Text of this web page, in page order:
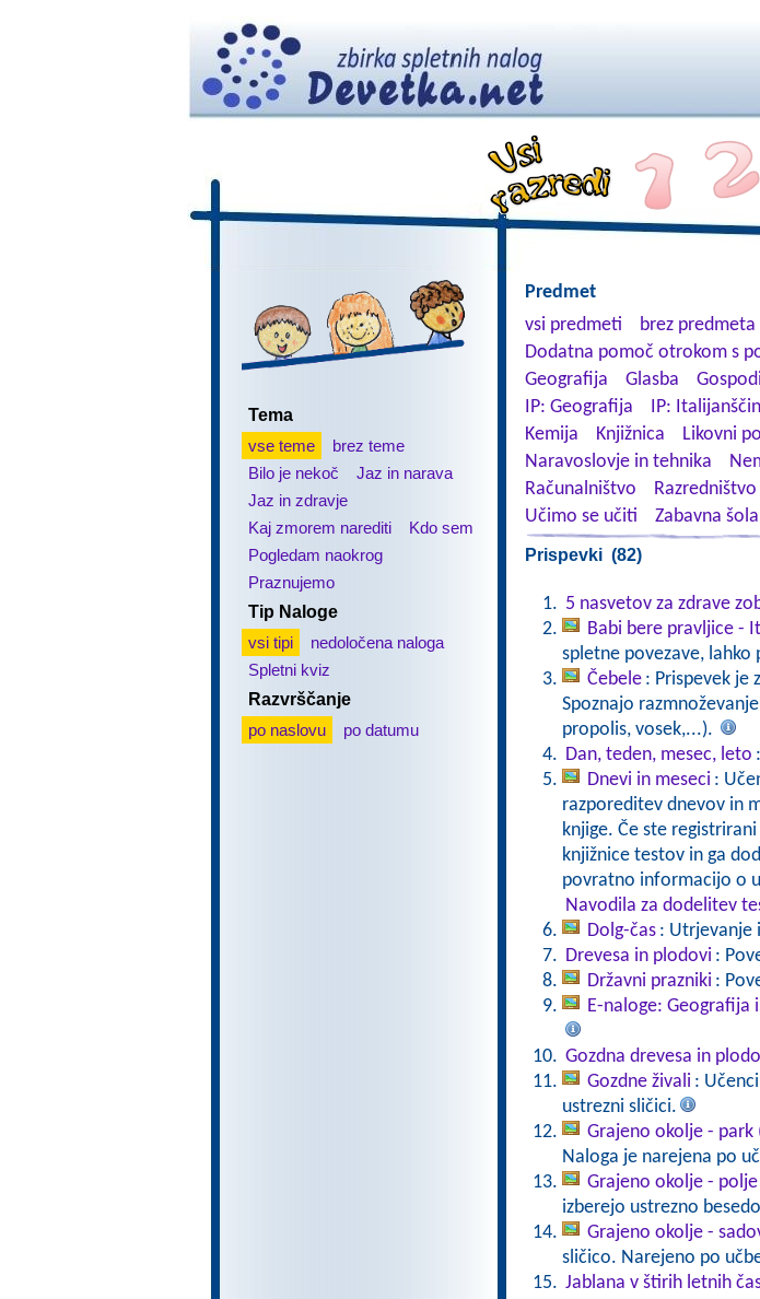
Tema
vse teme
brez teme
Bilo je nekoč
Jaz in narava
Jaz in zdravje
Kaj zmorem narediti
Kdo sem
Pogledam naokrog
Praznujemo
Tip Naloge
vsi tipi
nedoločena naloga
Spletni kviz
Razvrščanje
po naslovu
po datumu
Predmet
vsi predmeti
brez predmeta
Dodatna pomoč otrokom s
Geografija
Glasba
IP: Geografija
IP:
Kemija
Knjižnica Likovni
Naravoslovje in tehnika
Računalništvo
Razredništvo
Učimo se učiti
Zabavna šola
Prispevki (82)
5 nasvetov za zdrave
Babi bere pravljice -
spletne povezave,
Čebele : Prispevek je
Spoznajo
propolis, vosek,...).
Dan, teden, mesec, leto
Dnevi in meseci :
razporeditev dnevov in
knjige. Če ste
knjižnice testov in ga
povratno informacijo o
Navodila za dodelitev
Dolg-čas : Utrjevanje
Drevesa in plodovi :
Državni prazniki :
E-naloge: Geografija
Gozdna drevesa in
Gozdne živali :
ustrezni sličici.
Grajeno okolje - park
Naloga je narejena po
Grajeno okolje - polje
izberejo ustrezno
Grajeno okolje -
sličico. Narejeno po
Jablana v štirih letnih